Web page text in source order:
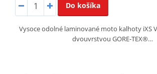
Do košíka
Vysoce odolné laminované moto kalhoty iXS
dvouvrstvou GORE‑TEX®…